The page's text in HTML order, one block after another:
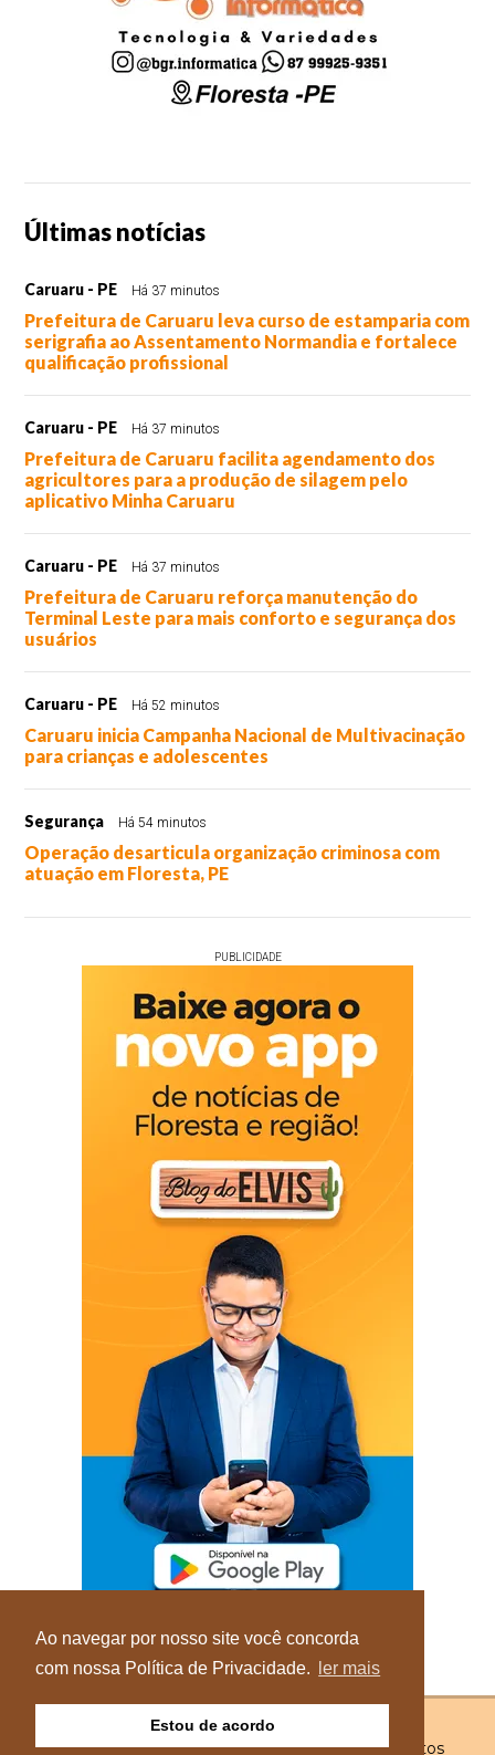
Ao navegar por nosso site você concorda
com nossa Política de Privacidade.
ler mais
Estou de acordo
Últimas notícias
Caruaru - PE Há 37 minutos
Prefeitura de Caruaru leva curso de estamparia com
serigrafia ao Assentamento Normandia e fortalece
qualificação profissional
Caruaru - PE Há 37 minutos
Prefeitura de Caruaru facilita agendamento dos
agricultores para a produção de silagem pelo
aplicativo Minha Caruaru
Caruaru - PE Há 37 minutos
Prefeitura de Caruaru reforça manutenção do
Terminal Leste para mais conforto e segurança dos
usuários
Caruaru - PE Há 52 minutos
Caruaru inicia Campanha Nacional de Multivacinação
para crianças e adolescentes
Segurança Há 54 minutos
Operação desarticula organização criminosa com
atuação em Floresta, PE
PUBLICIDADE
© Copyright 2026 - Blog do Elvis - Todos os direitos